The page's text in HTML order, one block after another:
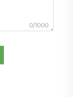
0/1000